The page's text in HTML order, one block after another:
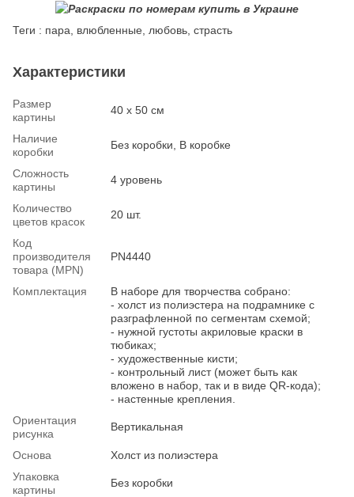
Теги : пара, влюбленные, любовь, страсть
Характеристики
Размер
картины
40 х 50 см
Наличие
коробки
Без коробки, В коробке
Сложность
картины
4 уровень
Количество
цветов красок
20 шт.
Код
производителя
товара (MPN)
PN4440
Комплектация
В наборе для творчества собрано:
- холст из полиэстера на подрамнике с
разграфленной по сегментам схемой;
- нужной густоты акриловые краски в
тюбиках;
- художественные кисти;
- контрольный лист (может быть как
вложено в набор, так и в виде QR-кода);
- настенные крепления.
Ориентация
рисунка
Вертикальная
Основа
Холст из полиэстера
Упаковка
картины
Без коробки